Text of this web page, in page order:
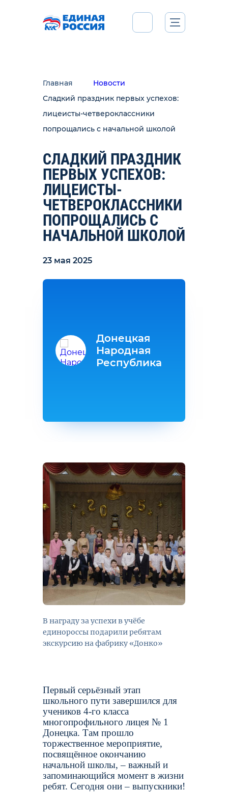
Главная
Новости
Сладкий праздник первых успехов:
лицеисты-четвероклассники
попрощались с начальной школой
СЛАДКИЙ ПРАЗДНИК
ПЕРВЫХ УСПЕХОВ:
ЛИЦЕИСТЫ-
ЧЕТВЕРОКЛАССНИКИ
ПОПРОЩАЛИСЬ С
НАЧАЛЬНОЙ ШКОЛОЙ
23 мая 2025
В награду за успехи в учёбе
единороссы подарили ребятам
экскурсию на фабрику «Донко»
Первый серьёзный этап
школьного пути завершился для
учеников 4-го класса
многопрофильного лицея № 1
Донецка. Там прошло
торжественное мероприятие,
посвящённое окончанию
начальной школы, – важный и
запоминающийся момент в жизни
ребят. Сегодня они – выпускники!
Донецкая
Народная
Республика